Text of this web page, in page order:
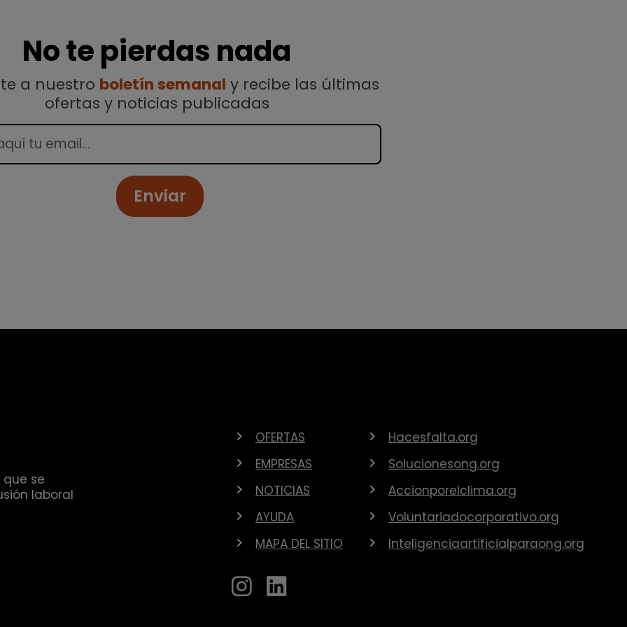
No te pierdas nada
a nuestro boletín semanal y recibe las últimas
ofertas y noticias publicadas
Enviar
se
laboral
OFERTAS
EMPRESAS
NOTICIAS
AYUDA
MAPA DEL SITIO
Hacesfalta.org
Solucionesong.org
Accionporelclima.org
Voluntariadocorporativo.org
Inteligenciaartificialparaong.org